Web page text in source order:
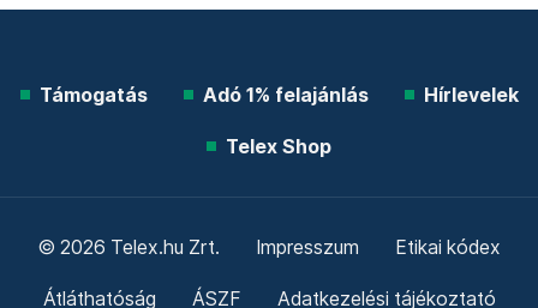
Támogatás Adó 1% felajánlás Hírlevelek
Telex Shop
© 2026 Telex.hu Zrt. Impresszum Etikai kódex
Átláthatóság ÁSZF Adatkezelési tájékoztató